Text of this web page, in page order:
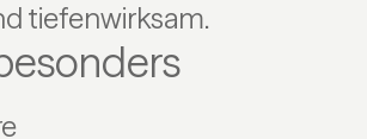
tiefenwirksam.